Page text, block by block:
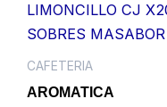
CAFETERIA
AROMATICA